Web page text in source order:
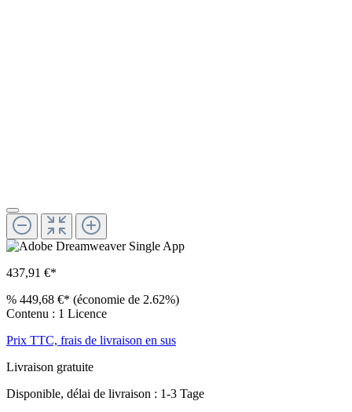
437,91 €*
% 449,68 €* (économie de 2.62%)
Contenu : 1 Licence
Prix TTC, frais de livraison en sus
Livraison gratuite
Disponible, délai de livraison : 1-3 Tage